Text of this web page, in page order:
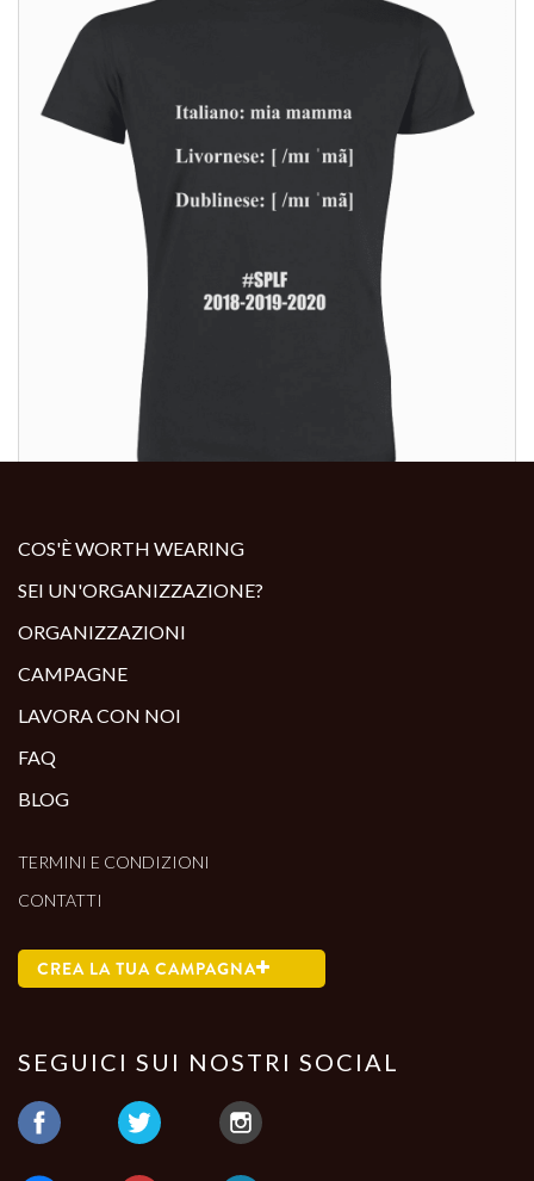
ALTRI PRODOTTI:
COS'È WORTH WEARING
SEI UN'ORGANIZZAZIONE?
ORGANIZZAZIONI
CAMPAGNE
LAVORA CON NOI
FAQ
BLOG
TERMINI E CONDIZIONI
CONTATTI
CREA LA TUA CAMPAGNA
SEGUICI SUI NOSTRI SOCIAL